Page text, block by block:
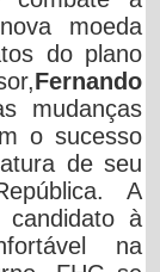
moeda
do plano
Fernando
mudanças
o sucesso
de seu
A
candidato à
na